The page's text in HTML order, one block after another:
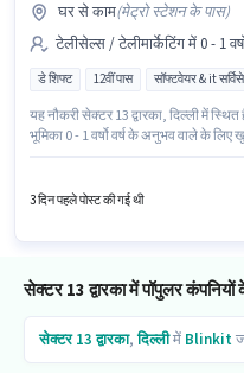
घर से काम(मेट्रो स्टेशन के पास)
टेलीसेल्स / टेलीमार्केटिंग में 0 - 1
डे शिफ्ट 12वीं पास सॉफ्टवेयर & it
यह नौकरी सेक्टर 13 द्वारका, दिल्ली में
भूमिका 0 - 1 वर्षो वर्ष के अनुभव वाले के
टाइम की है, डे शिफ्ट के साथ और 6 days
3 दिन पहले पोस्ट की गई थी
सेक्टर 13 द्वारका में पॉपुलर
सेक्टर 13 द्वारका,दिल्लीमें Blinkit